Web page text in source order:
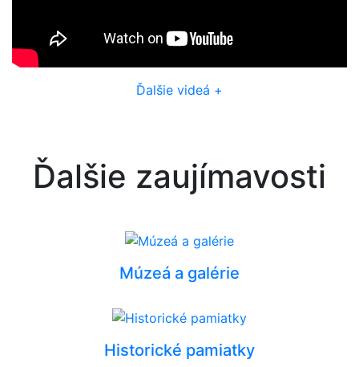
Ďalšie videá +
Ďalšie zaujímavosti
Múzeá a galérie
Historické pamiatky